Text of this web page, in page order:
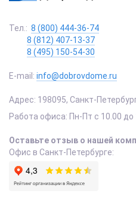
Тел.: 8 (800) 444-36-74
8 (812) 407-13-37
8 (495) 150-54-30
E-mail: info@dobrovdome.ru
Адрес: 198095, Санкт-
Работа офиса: Пн-Пт с 10.00 до
Оставьте отзыв о нашей
Офис в Санкт-Петербурге: